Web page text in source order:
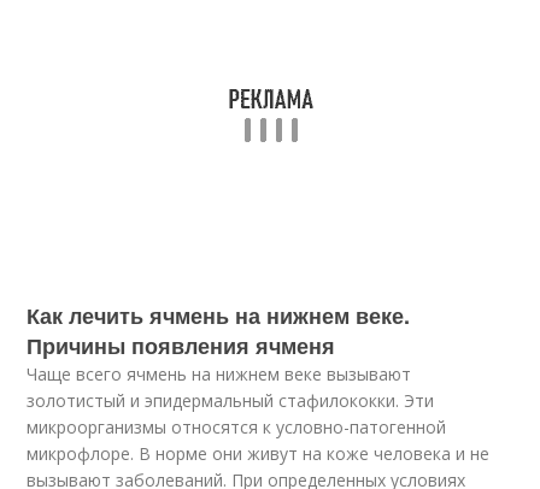
Как лечить ячмень на нижнем веке.
Причины появления ячменя
Чаще всего ячмень на нижнем веке вызывают
золотистый и эпидермальный стафилококки. Эти
микроорганизмы относятся к условно-патогенной
микрофлоре. В норме они живут на коже человека и не
вызывают заболеваний. При определенных условиях